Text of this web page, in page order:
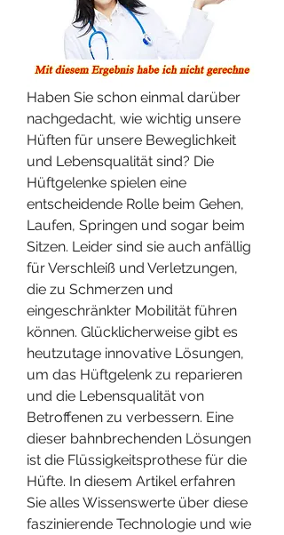
Haben Sie schon einmal darüber
nachgedacht, wie wichtig unsere
Hüften für unsere Beweglichkeit
und Lebensqualität sind? Die
Hüftgelenke spielen eine
entscheidende Rolle beim Gehen,
Laufen, Springen und sogar beim
Sitzen. Leider sind sie auch anfällig
für Verschleiß und Verletzungen,
die zu Schmerzen und
eingeschränkter Mobilität führen
können. Glücklicherweise gibt es
heutzutage innovative Lösungen,
um das Hüftgelenk zu reparieren
und die Lebensqualität von
Betroffenen zu verbessern. Eine
dieser bahnbrechenden Lösungen
ist die Flüssigkeitsprothese für die
Hüfte. In diesem Artikel erfahren
Sie alles Wissenswerte über diese
faszinierende Technologie und wie